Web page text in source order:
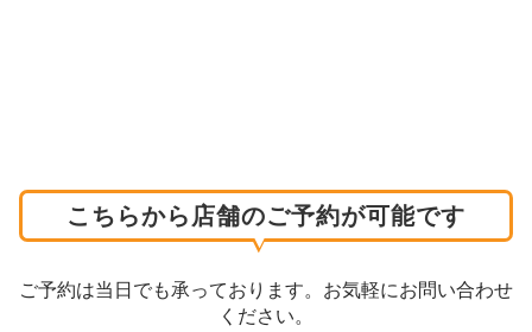
こちらから店舗のご予約が可能です
ご予約は当日でも承っております。お気軽にお問い合わせ
ください。